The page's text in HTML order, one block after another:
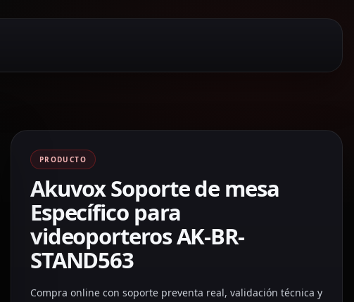
PRODUCTO
Akuvox Soporte de mesa
Específico para
videoporteros AK-BR-
STAND563
Compra online con soporte preventa real, validación técnica y